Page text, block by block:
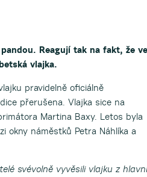
Reagují tak na fakt, že ve
vlajka.
pravidelně oficiálně
přerušena. Vlajka sice na
Martina Baxy. Letos byla
okny náměstků Petra Náhlíka a
svévolně vyvěsili vlajku z hlavní